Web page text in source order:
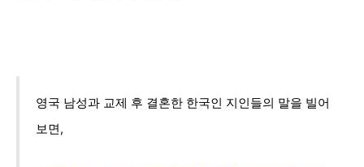
영국 남성과 교제 후 결혼한 한국인 지인들의 말을 빌어
보면,